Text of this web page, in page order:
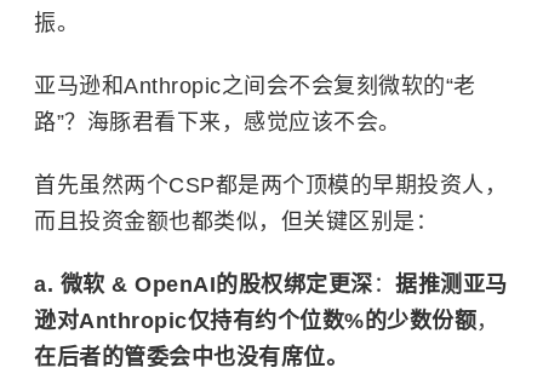
振。
亚马逊和Anthropic之间会不会复刻微软的“老
路”？海豚君看下来，感觉应该不会。
首先虽然两个CSP都是两个顶模的早期投资人，
而且投资金额也都类似，但关键区别是：
a. 微软 & OpenAI的股权绑定更深 ： 据推测亚马
逊对Anthropic仅持有约个位数%的少数份额，
在后者的管委会中也没有席位。